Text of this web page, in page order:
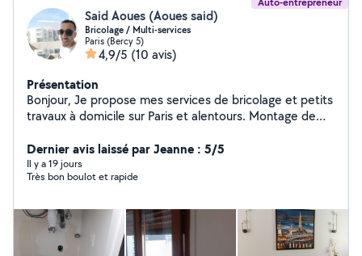
Said Aoues (Aoues said)
Bricolage / Multi-services
Paris (Bercy 5)
4,9/5 (10 avis)
Présentation
Bonjour, Je propose mes services de bricolage et petits
travaux à domicile sur Paris et alentours. Montage de
étagères, cadres) Petits travaux d'électricité (luminaires,
prises) Plomberie simple (robinet, siphon, débouchage)
Réparations diverses Nettoyage et entretien logement
travailler chez des particuliers avec un vrai souci du
détail. Disponible rapidement Travail propre et efficace
N'hésitez pas à me contacter pour toute demande
Dernier avis laissé par Jeanne : 5/5
Il y a 19 jours
Très bon boulot et rapide